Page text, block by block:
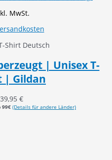
MwSt.
Shirt Deutsch
| Unisex T-
| Gildan
39,95 €
99€ (Details für andere Länder)